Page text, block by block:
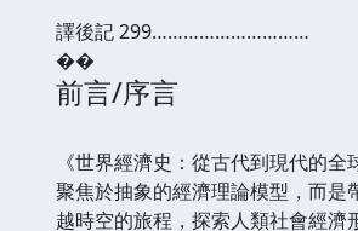
譯後記 299…………………………
��
前言/序言
《世界經濟史：從古代到現代的
聚焦於抽象的經濟理論模型，而是
越時空的旅程，探索人類社會經濟